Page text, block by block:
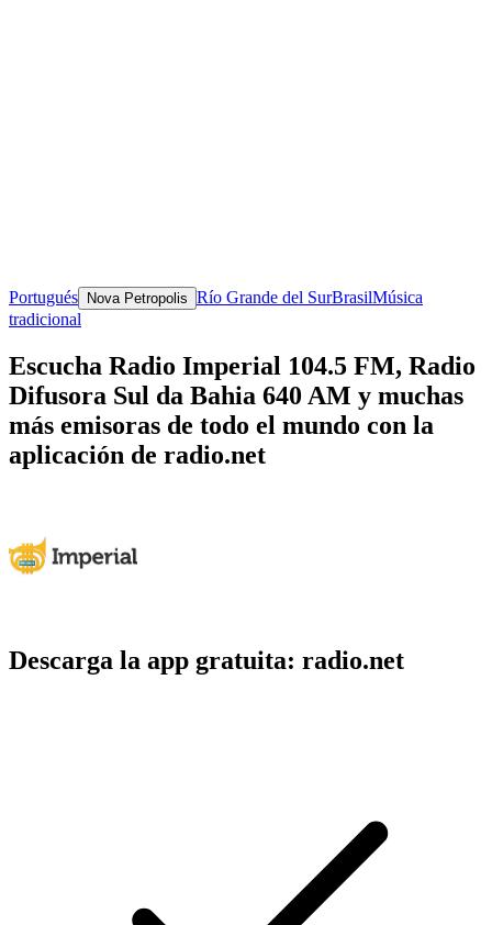
Portugués Nova Petropolis Río Grande del SurBrasilMúsica
tradicional
Escucha Radio Imperial 104.5 FM, Radio
Difusora Sul da Bahia 640 AM y muchas
más emisoras de todo el mundo con la
aplicación de radio.net
Descarga la app gratuita: radio.net